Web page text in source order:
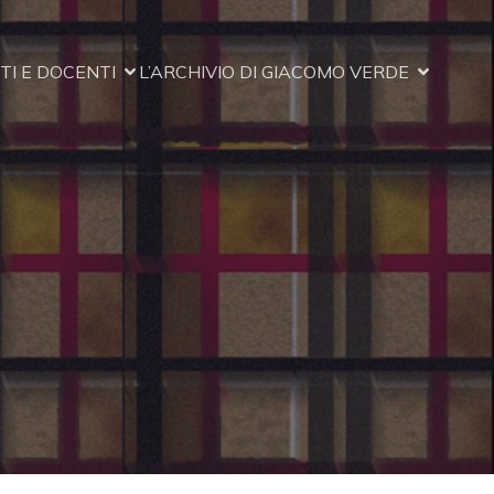
E DOCENTI L’ARCHIVIO DI GIACOMO VERDE